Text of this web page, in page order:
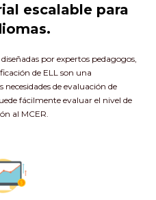
escalable para
por expertos pedagogos,
de ELL son una
de evaluación de
fácilmente evaluar el nivel de
al MCER.